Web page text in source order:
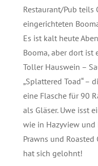
Restaurant/Pub teils
eingerichteten
Es ist kalt heute
Booma, aber dort ist
Toller Hauswein –
„Splattered Toad“ –
eine Flasche für 90
als Gläser. Uwe isst
wie in Hazyview
Prawns und
hat sich gelohnt!